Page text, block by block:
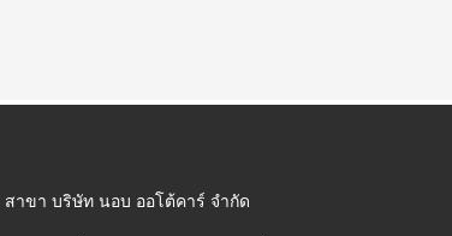
สาขา บริษัท นอบ ออโต้คาร์ จำกัด